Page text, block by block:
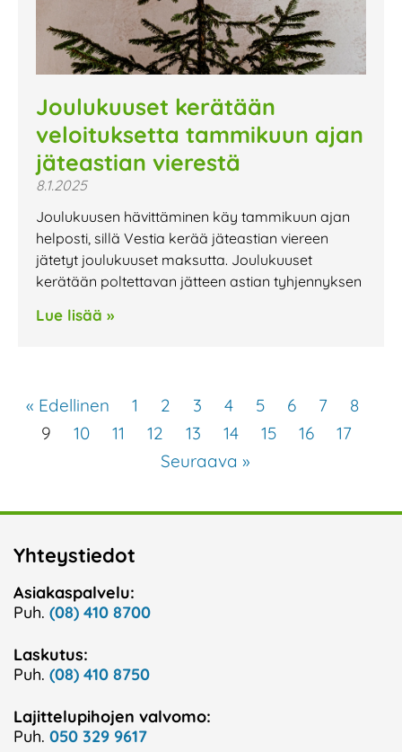
Joulukuuset kerätään
veloituksetta tammikuun ajan
jäteastian vierestä
8.1.2025
Joulukuusen hävittäminen käy tammikuun ajan
helposti, sillä Vestia kerää jäteastian viereen
jätetyt joulukuuset maksutta. Joulukuuset
kerätään poltettavan jätteen astian tyhjennyksen
Lue lisää »
« Edellinen 1 2 3 4 5 6 7
8
9
10 11 12 13 14 15 16
17
Seuraava »
Yhteystiedot
Asiakaspalvelu:
Puh. (08) 410 8700
Laskutus:
Puh. (08) 410 8750
Lajittelupihojen valvomo:
Puh. 050 329 9617